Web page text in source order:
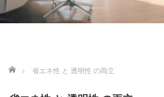
ホーム 省エネ性 と 透明性 の両立